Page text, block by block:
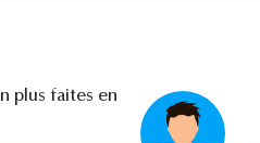
plus faites en